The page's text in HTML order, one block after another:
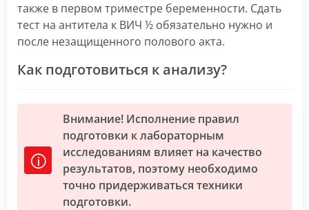
также в первом триместре беременности. Сдать
тест на антитела к ВИЧ ½ обязательно нужно и
после незащищенного полового акта.
Как подготовиться к анализу?
Внимание! Исполнение правил
подготовки к лабораторным
исследованиям влияет на качество
результатов, поэтому необходимо
точно придерживаться техники
подготовки.